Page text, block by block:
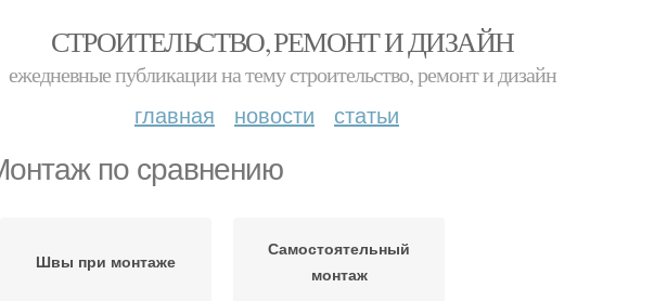
СТРОИТЕЛЬСТВО, РЕМОНТ И ДИЗАЙН
ежедневные публикации на тему строительство, ремонт и дизайн
главная новости статьи
по сравнению
Швы при монтаже
Самостоятельный
монтаж